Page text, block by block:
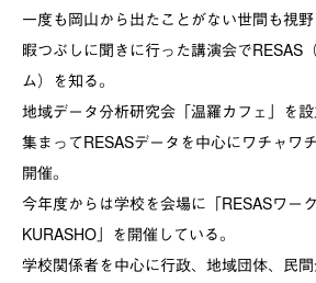
一度も岡山から出たことがない世間も視野
暇つぶしに聞きに行った講演会でRESAS
ム）を知る。
地域データ分析研究会「温羅カフェ」を
集まってRESASデータを中心にワチャワ
開催。
今年度からは学校を会場に「RESASワー
KURASHO」を開催している。
学校関係者を中心に行政、地域団体、民